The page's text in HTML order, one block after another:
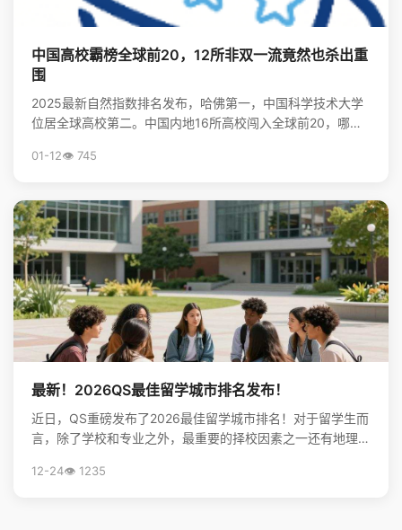
中国高校霸榜全球前20，12所非双一流竟然也杀出重
围
2025最新自然指数排名发布，哈佛第一，中国科学技术大学
位居全球高校第二。中国内地16所高校闯入全球前20，哪些
01-12👁️ 745
最新！2026QS最佳留学城市排名发布！
近日，QS重磅发布了2026最佳留学城市排名！对于留学生而
言，除了学校和专业之外，最重要的择校因素之一还有地理位
12-24👁️ 1235